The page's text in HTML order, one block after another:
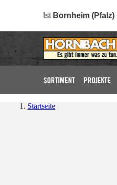
Ist Bornheim (Pfalz)
SORTIMENT PROJEKTE
Startseite